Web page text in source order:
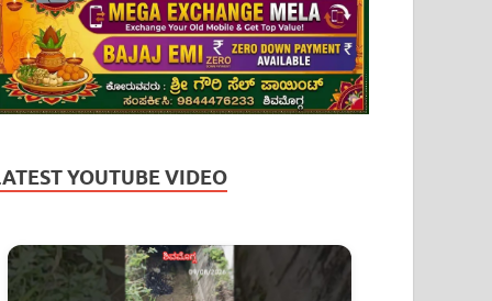
YOUTUBE VIDEO